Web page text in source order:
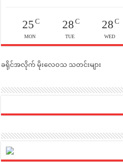
25C
MON
28C
TUE
28 C
WED
ခရိုင်အလိုက် မိုးလေဝသ သတင်းများ